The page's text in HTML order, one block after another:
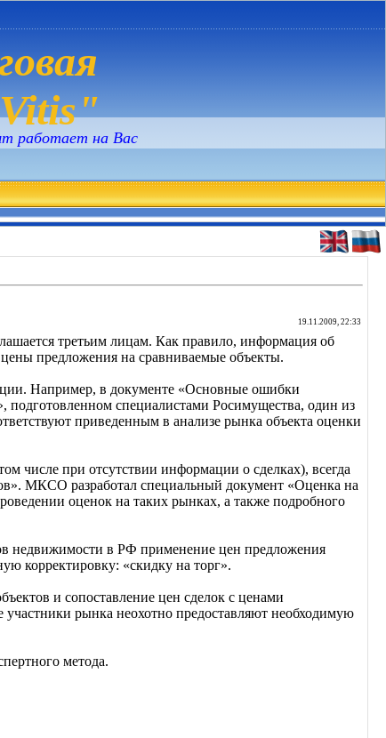
работает на Вас
19.11.2009, 22:33
третьим лицам. Как правило, информация об
предложения на сравниваемые объекты.
Например, в документе «Основные ошибки
подготовленном специалистами Росимущества, один из
приведенным в анализе рынка объекта оценки
числе при отсутствии информации о сделках), всегда
МКСО разработал специальный документ «Оценка на
оценок на таких рынках, а также подробного
недвижимости в РФ применение цен предложения
корректировку: «скидку на торг».
и сопоставление цен сделок с ценами
рынка неохотно предоставляют необходимую
метода.